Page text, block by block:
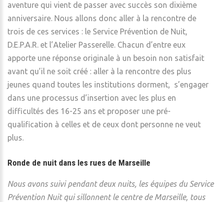
aventure qui vient de passer avec succès son dixième
anniversaire. Nous allons donc aller à la rencontre de
trois de ces services : le Service Prévention de Nuit,
D.E.P.A.R. et l’Atelier Passerelle. Chacun d’entre eux
apporte une réponse originale à un besoin non satisfait
avant qu’il ne soit créé : aller à la rencontre des plus
jeunes quand toutes les institutions dorment, s’engager
dans une processus d’insertion avec les plus en
difficultés des 16-25 ans et proposer une pré-
qualification à celles et de ceux dont personne ne veut
plus.
Ronde de nuit dans les rues de Marseille
Nous avons suivi pendant deux nuits, les équipes du Service
Prévention Nuit qui sillonnent le centre de Marseille, tous